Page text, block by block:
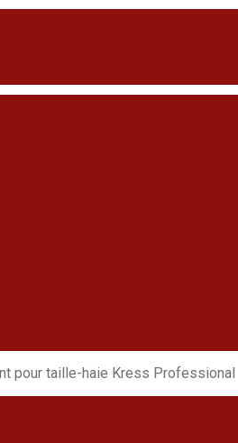
pour taille-haie Kress Professional